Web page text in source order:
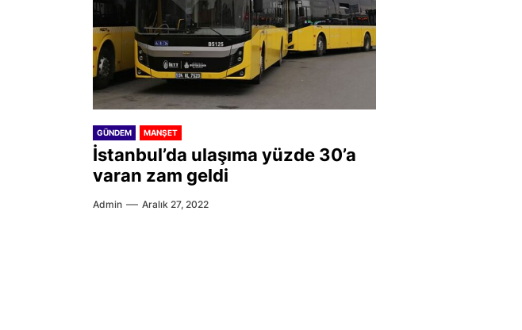
GÜNDEM MANŞET
İstanbul’da ulaşıma yüzde 30’a
varan zam geldi
Admin Aralık 27, 2022